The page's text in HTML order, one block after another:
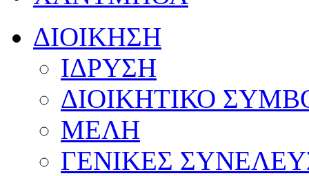
ΔΙΟΙΚΗΣΗ
ΙΔΡΥΣΗ
ΔΙΟΙΚΗΤΙΚΟ
ΜΕΛΗ
ΓΕΝΙΚΕΣ